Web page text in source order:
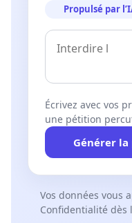
Propulsé par
Écrivez avec vos
une pétition
Générer
Vos données vous
Confidentialité dès